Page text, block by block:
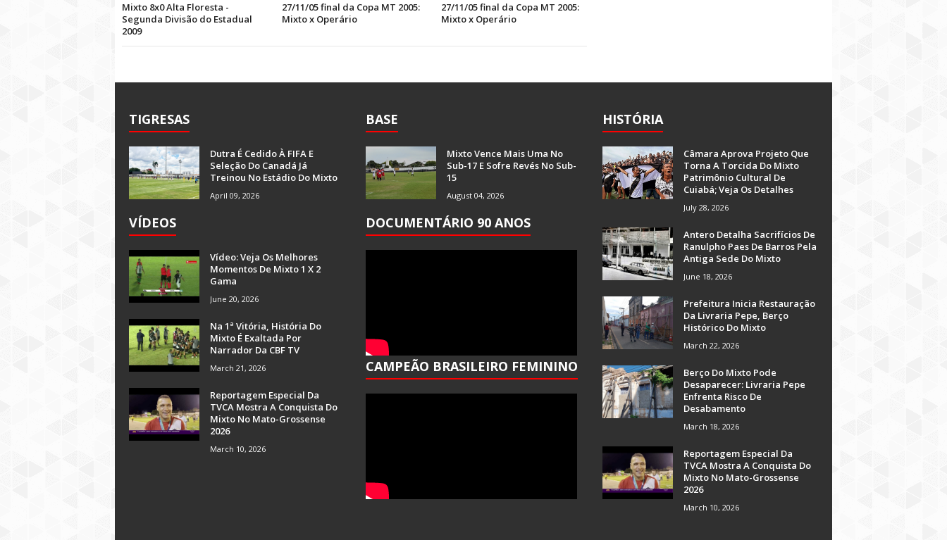
Mixto 8x0 Alta Floresta -
Segunda Divisão do Estadual
2009
27/11/05 final da Copa MT 2005:
Mixto x Operário
27/11/05 final da Copa MT 2005:
Mixto x Operário
TIGRESAS
Dutra É Cedido À FIFA E
Seleção Do Canadá Já
Treinou No Estádio Do Mixto
April 09, 2026
VÍDEOS
Vídeo: Veja Os Melhores
Momentos De Mixto 1 X 2
Gama
June 20, 2026
Na 1ª Vitória, História Do
Mixto É Exaltada Por
Narrador Da CBF TV
March 21, 2026
Reportagem Especial Da
TVCA Mostra A Conquista Do
Mixto No Mato-Grossense
2026
March 10, 2026
BASE
Mixto Vence Mais Uma No
Sub-17 E Sofre Revés No Sub-
15
August 04, 2026
DOCUMENTÁRIO 90 ANOS
CAMPEÃO BRASILEIRO FEMININO
HISTÓRIA
Câmara Aprova Projeto Que
Torna A Torcida Do Mixto
Patrimônio Cultural De
Cuiabá; Veja Os Detalhes
July 28, 2026
Antero Detalha Sacrifícios De
Ranulpho Paes De Barros Pela
Antiga Sede Do Mixto
June 18, 2026
Prefeitura Inicia Restauração
Da Livraria Pepe, Berço
Histórico Do Mixto
March 22, 2026
Berço Do Mixto Pode
Desaparecer: Livraria Pepe
Enfrenta Risco De
Desabamento
March 18, 2026
Reportagem Especial Da
TVCA Mostra A Conquista Do
Mixto No Mato-Grossense
2026
March 10, 2026